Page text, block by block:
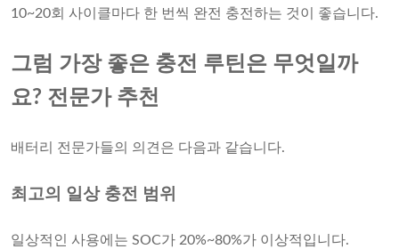
10~20회 사이클마다 한 번씩 완전 충전하는 것이 좋습니다.
그럼 가장 좋은 충전 루틴은 무엇일까
요? 전문가 추천
배터리 전문가들의 의견은 다음과 같습니다.
최고의 일상 충전 범위
일상적인 사용에는 SOC가 20%~80%가 이상적입니다.